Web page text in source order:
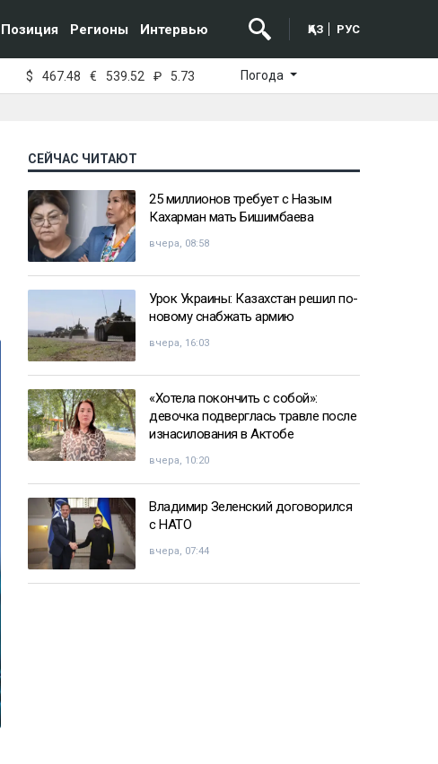
Позиция Регионы Интервью ҚАЗ РУС
$ 467.48 € 539.52 ₽ 5.73 Погода
СЕЙЧАС ЧИТАЮТ
25 миллионов требует с Назым
Кахарман мать Бишимбаева
вчера, 08:58
Урок Украины: Казахстан решил по-
новому снабжать армию
вчера, 16:03
«Хотела покончить с собой»:
девочка подверглась травле после
изнасилования в Актобе
вчера, 10:20
Владимир Зеленский договорился
с НАТО
вчера, 07:44